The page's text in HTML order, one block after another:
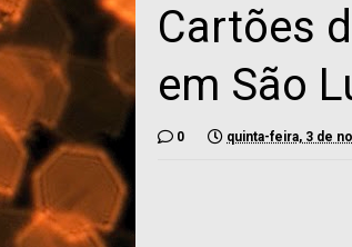
Cartões
em São
0 quinta-feira, 3 de